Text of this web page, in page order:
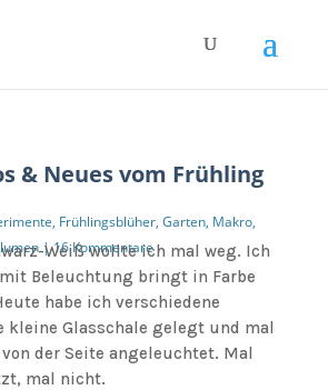
& Neues vom Frühling
, Frühlingsblüher, Garten, Makro,
|16 Kommentare
Weiß wollte ich mal weg. Ich
Beleuchtung bringt in Farbe
habe ich verschiedene
kleine Glasschale gelegt und mal
der Seite angeleuchtet. Mal
mal nicht.